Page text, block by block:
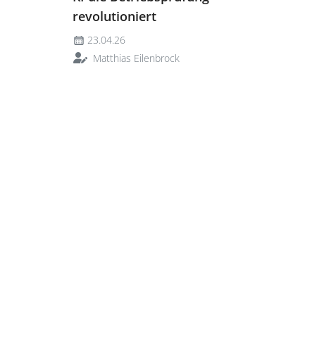
revolutioniert
23.04.26
Matthias Eilenbrock